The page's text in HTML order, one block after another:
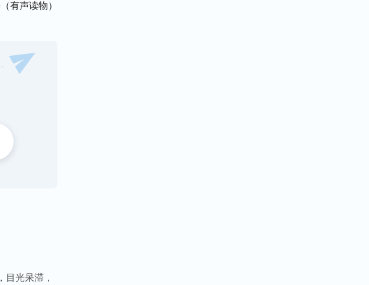
大点能
缺陷，就
有做不到
自己在背
，他为了
我没有跳
习舞蹈时
有声读物）
光呆滞，